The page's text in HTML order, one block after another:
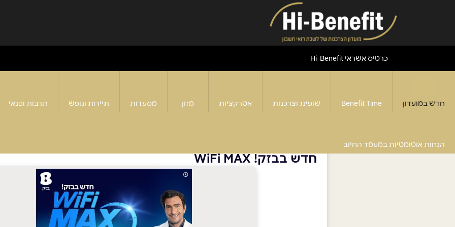
כרטיס אשראי Hi-Benefit
חדש במועדון Benefit Time שופינג וצרכנות אטרקציות מזון מסעדות תיירות ונופש תרבות ופנאי
הנחות אוטומטיות במעמד החיוב
חדש בבזק! WiFi MAX